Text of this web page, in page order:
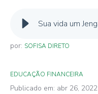
por: SOFISA DIRETO
EDUCAÇÃO FINANCEIRA
Publicado em: abr 26, 2022